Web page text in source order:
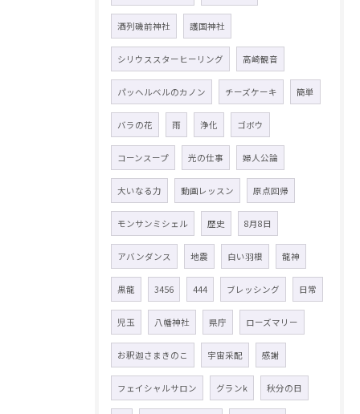
酒列磯前神社 護国神社
シリウススターヒーリング 高崎観音
パッヘルベルのカノン チーズケーキ 簡単
バラの花 雨 浄化 ゴボウ
コーンスープ 光の仕事 婦人公論
大いなる力 動画レッスン 原点回帰
モンサンミシェル 歴史 8月8日
アバンダンス 地震 白い羽根 龍神
黒龍 3456 444 ブレッシング 日常
児玉 八幡神社 県庁 ローズマリー
お釈迦さまきのこ 宇宙采配 感謝
フェイシャルサロン グランk 秋分の日